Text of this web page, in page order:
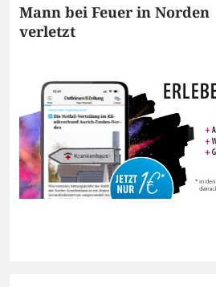
Mann bei Feuer in Norden
verletzt